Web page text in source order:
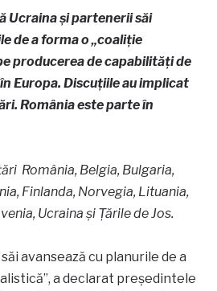
Ucraina și partenerii săi
de a forma o „coaliție
producerea de capabilități de
Europa. Discuțiile au implicat
România este parte în
România, Belgia, Bulgaria,
Finlanda, Norvegia, Lituania,
Ucraina și Țările de Jos.
avansează cu planurile de a
a declarat președintele